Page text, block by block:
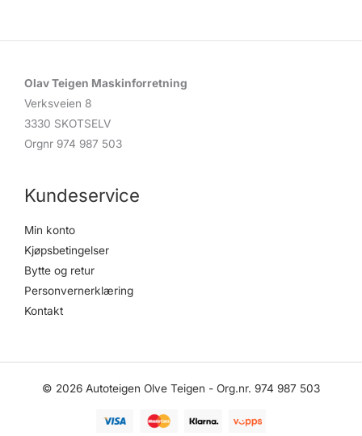
Olav Teigen Maskinforretning
Verksveien 8
3330 SKOTSELV
Orgnr 974 987 503
Kundeservice
Min konto
Kjøpsbetingelser
Bytte og retur
Personvernerklæring
Kontakt
© 2026 Autoteigen Olve Teigen - Org.nr. 974 987 503